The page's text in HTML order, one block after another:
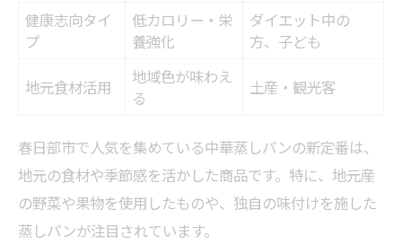
健康志向タイ
プ
低カロリー・栄
養強化
ダイエット中の
方、子ども
地元食材活用
地域色が味わえ
る
土産・観光客
春日部市で人気を集めている中華蒸しパンの新定番は、
地元の食材や季節感を活かした商品です。特に、地元産
の野菜や果物を使用したものや、独自の味付けを施した
蒸しパンが注目されています。